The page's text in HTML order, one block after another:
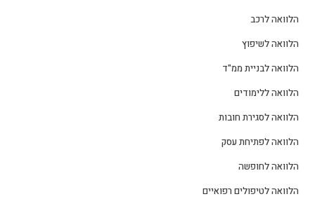
הלוואה לרכב
הלוואה לשיפוץ
הלוואה לבניית ממ"ד
הלוואה ללימודים
הלוואה לסגירת חובות
הלוואה לפתיחת עסק
הלוואה לחופשה
הלוואה לטיפולים רפואיים